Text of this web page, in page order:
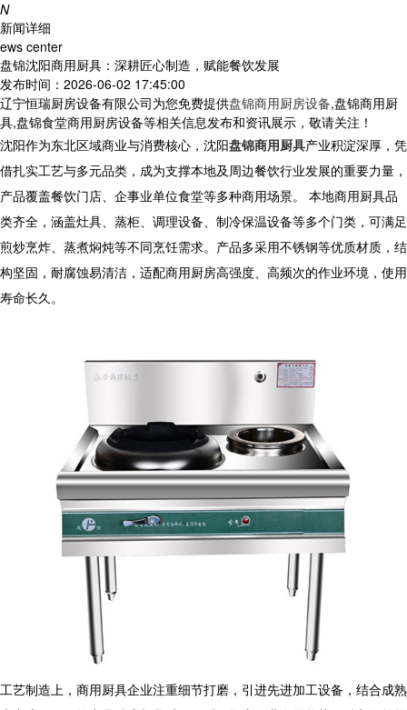
N
新闻详细
ews center
盘锦沈阳商用厨具：深耕匠心制造，赋能餐饮发展
发布时间：2026-06-02 17:45:00
辽宁恒瑞厨房设备有限公司为您免费提供盘锦商用厨房设备,盘锦商用厨
具,盘锦食堂商用厨房设备等相关信息发布和资讯展示，敬请关注！
沈阳作为东北区域商业与消费核心，沈阳盘锦商用厨具产业积淀深厚，凭
借扎实工艺与多元品类，成为支撑本地及周边餐饮行业发展的重要力量，
产品覆盖餐饮门店、企事业单位食堂等多种商用场景。 本地商用厨具品
类齐全，涵盖灶具、蒸柜、调理设备、制冷保温设备等多个门类，可满足
煎炒烹炸、蒸煮焖炖等不同烹饪需求。产品多采用不锈钢等优质材质，结
构坚固，耐腐蚀易清洁，适配商用厨房高强度、高频次的作业环境，使用
寿命长久。
工艺制造上， 商用厨具企业注重细节打磨，引进先进加工设备，结合成熟